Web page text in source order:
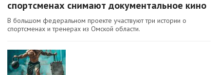
спортсменах снимают документальное кино
В большом федеральном проекте участвуют три истории о
спортсменах и тренерах из Омской области.